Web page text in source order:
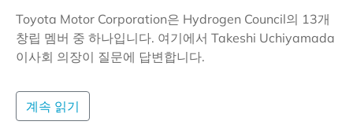
Toyota Motor Corporation은 Hydrogen Council의 13개
창립 멤버 중 하나입니다. 여기에서 Takeshi Uchiyamada
이사회 의장이 질문에 답변합니다.
계속 읽기